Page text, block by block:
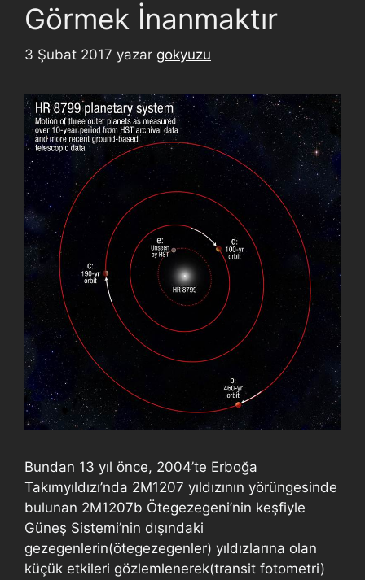
Görmek İnanmaktır
3 Şubat 2017 yazar gokyuzu
Bundan 13 yıl önce, 2004’te Erboğa
Takımyıldızı’nda 2M1207 yıldızının yörüngesinde
bulunan 2M1207b Ötegezegeni’nin keşfiyle
Güneş Sistemi’nin dışındaki
gezegenlerin(ötegezegenler) yıldızlarına olan
küçük etkileri gözlemlenerek(transit fotometri)